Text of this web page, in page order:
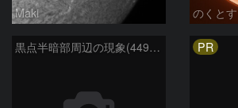
Maki のくとす
黒点半暗部周辺の現象(4498、4502付近)8/6 PR